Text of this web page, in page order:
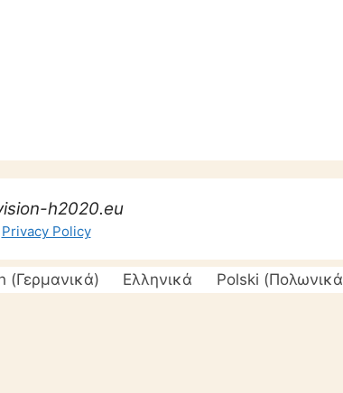
h2020.eu
Privacy Policy
(Γερμανικά) Ελληνικά Polski (Πολωνικά